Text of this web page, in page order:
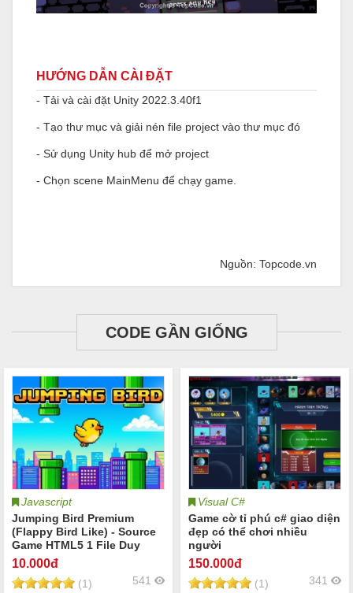
HƯỚNG DẪN CÀI ĐẶT
- Tải và cài đặt Unity 2022.3.40f1
- Tạo thư mục và giải nén file project vào thư mục đó
- Sử dụng Unity hub để mở project
- Chọn scene MainMenu để chạy game.
Nguồn: Topcode.vn
CODE GẦN GIỐNG
Javascript
Jumping Bird Premium
(Flappy Bird Like) - Source
Game HTML5 1 File Duy
Nhất, Chuẩn OOP, Dễ Tùy
Biến (No Framework)
10.000đ
(1) 541
Visual C#
Game cờ tỉ phú c# giao diện
đẹp có thể chơi nhiều
người
150.000đ
(1) 341